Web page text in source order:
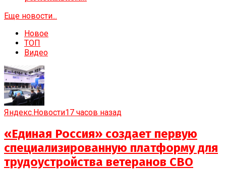
Еще новости...
Новое
ТОП
Видео
Яндекс.Новости17 часов назад
«Единая Россия» создает первую
специализированную платформу для
трудоустройства ветеранов СВО